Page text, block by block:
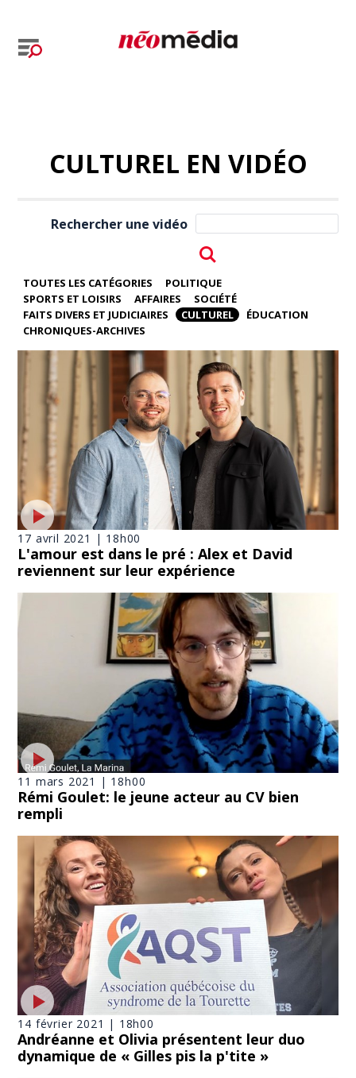
CULTUREL EN VIDÉO
Rechercher une vidéo
TOUTES LES CATÉGORIES
POLITIQUE
SPORTS ET LOISIRS
AFFAIRES
SOCIÉTÉ
FAITS DIVERS ET JUDICIAIRES
CULTUREL
ÉDUCATION
CHRONIQUES-ARCHIVES
17 avril 2021 | 18h00
L'amour est dans le pré : Alex et David
reviennent sur leur expérience
11 mars 2021 | 18h00
Rémi Goulet: le jeune acteur au CV bien
rempli
14 février 2021 | 18h00
Andréanne et Olivia présentent leur duo
dynamique de « Gilles pis la p'tite »